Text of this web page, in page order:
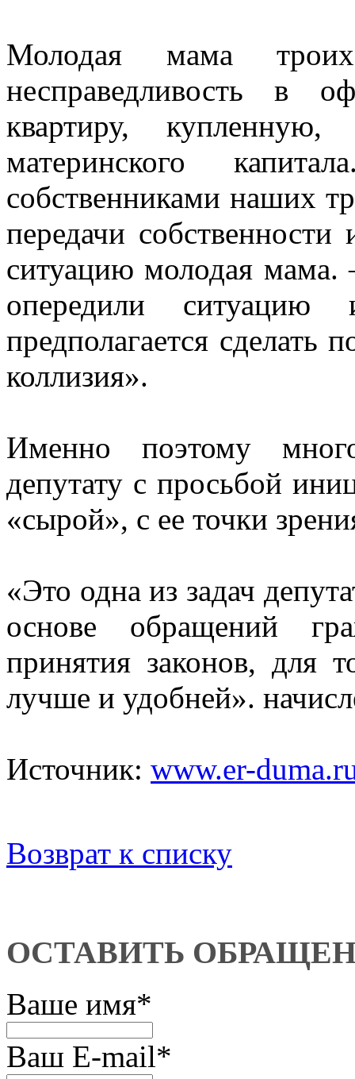
Молодая мама
несправедливость в
квартиру,
материнского
собственниками наших
передачи
ситуацию молодая мама.
опередили
предполагается сделать
коллизия».
Именно поэтому
депутату с просьбой
«сырой», с ее точки
«Это одна из задач
основе обращений
принятия законов, для
лучше и удобней».
Источник: www.er-
Возврат к списку
ОСТАВИТЬ
Ваше имя*
Ваш E-mail*